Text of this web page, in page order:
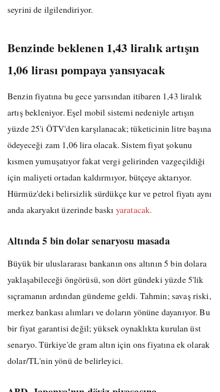
seyrini de ilgilendiriyor.
Benzinde beklenen 1,43 liralık artışın
1,06 lirası pompaya yansıyacak
Benzin fiyatına bu gece yarısından itibaren 1,43 liralık
artış bekleniyor. Eşel mobil sistemi nedeniyle artışın
yüzde 25'i ÖTV'den karşılanacak; tüketicinin litre başına
ödeyeceği zam 1,06 lira olacak. Sistem fiyat şokunu
kısmen yumuşatıyor fakat vergi gelirinden vazgeçildiği
için maliyeti ortadan kaldırmıyor, bütçeye aktarıyor.
Hürmüz'deki belirsizlik sürdükçe kur ve petrol fiyatı aynı
anda akaryakıt üzerinde baskı yaratacak.
Altında 5 bin dolar senaryosu masada
Büyük bir uluslararası bankanın ons altının 5 bin dolara
yaklaşabileceği öngörüsü, son dört gündeki yüzde 5'lik
sıçramanın ardından gündeme geldi. Tahmin; savaş riski,
merkez bankası alımları ve doların yönüne dayanıyor. Bu
bir fiyat garantisi değil; yüksek oynaklıkta kurulan üst
senaryo. Türkiye'de gram altın için ons fiyatına ek olarak
dolar/TL'nin yönü de belirleyici.